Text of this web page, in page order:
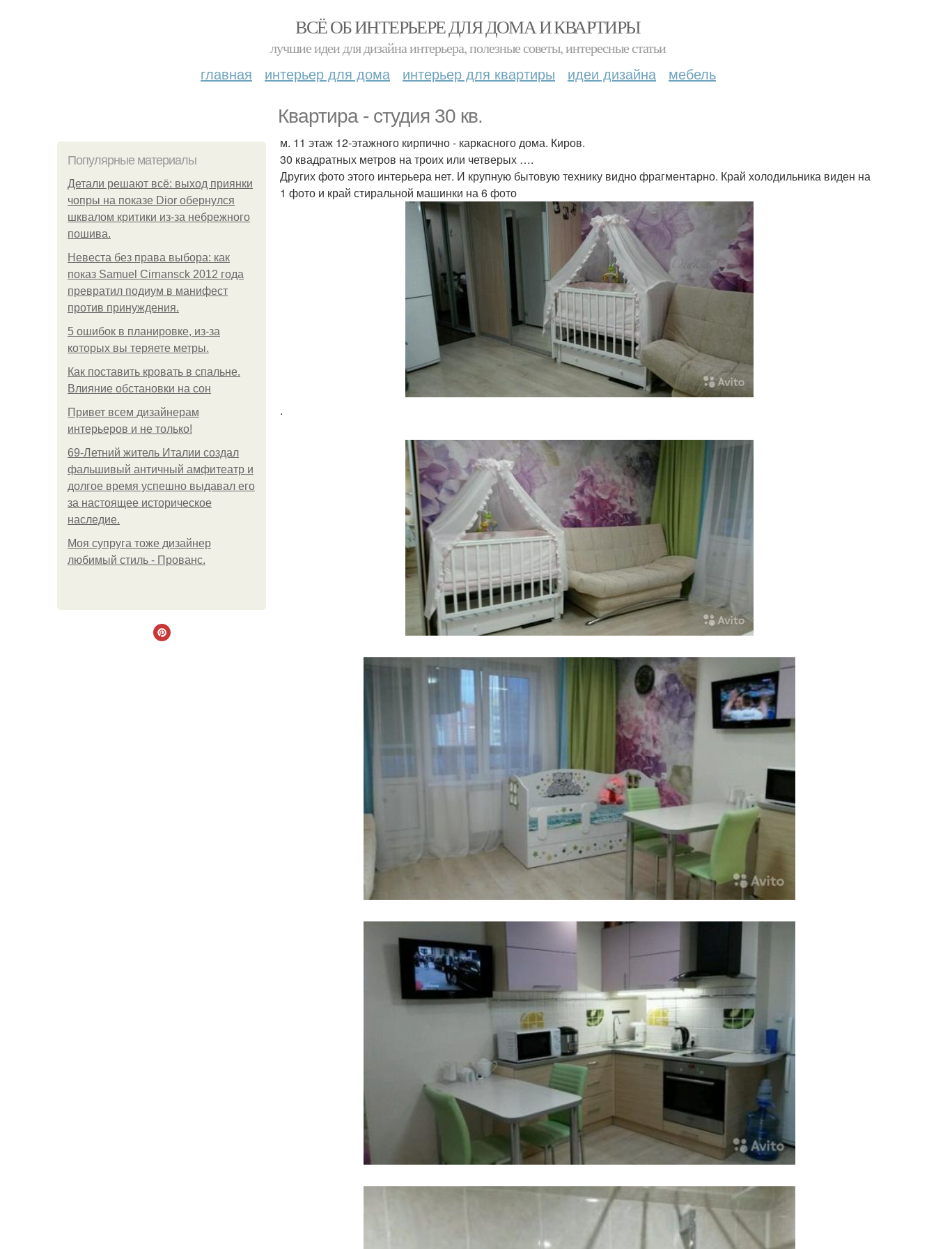
ВСЁ ОБ ИНТЕРЬЕРЕ ДЛЯ ДОМА И КВАРТИРЫ
лучшие идеи для дизайна интерьера, полезные советы, интересные статьи
главная интерьер для дома интерьер для квартиры идеи дизайна мебель
Квартира - студия 30 кв.
Популярные материалы
Детали решают всё: выход приянки
чопры на показе Dior обернулся
шквалом критики из-за небрежного
пошива.
Невеста без права выбора: как
показ Samuel Cirnansck 2012 года
превратил подиум в манифест
против принуждения.
5 ошибок в планировке, из-за
которых вы теряете метры.
Как поставить кровать в спальне.
Влияние обстановки на сон
Привет всем дизайнерам
интерьеров и не только!
69-Летний житель Италии создал
фальшивый античный амфитеатр и
долгое время успешно выдавал его
за настоящее историческое
наследие.
Моя супруга тоже дизайнер
любимый стиль - Прованс.
м. 11 этаж 12-этажного кирпично - каркасного дома. Киров.
30 квадратных метров на троих или четверых ….
Других фото этого интерьера нет. И крупную бытовую технику видно фрагментарно. Край холодильника виден на
1 фото и край стиральной машинки на 6 фото
.